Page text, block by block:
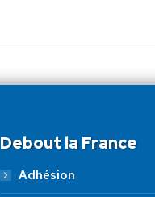
Debout la France
Adhésion